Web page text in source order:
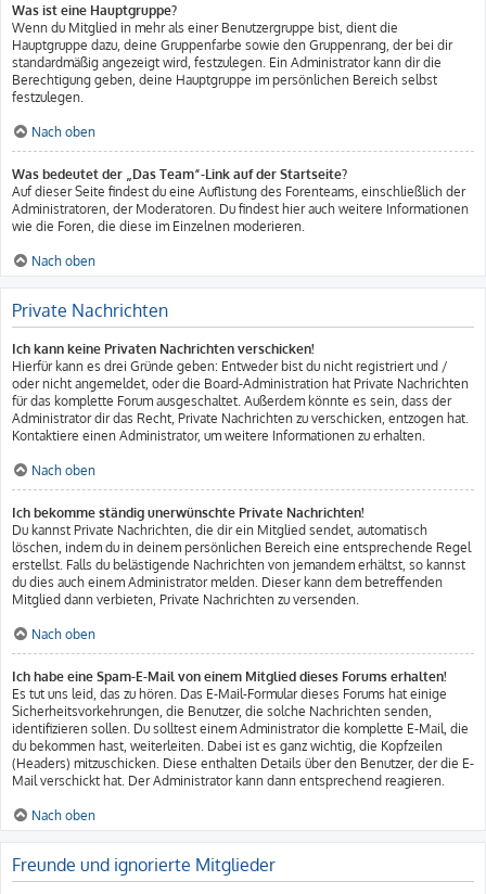
Was ist eine Hauptgruppe?
Wenn du Mitglied in mehr als einer Benutzergruppe bist, dient die
Hauptgruppe dazu, deine Gruppenfarbe sowie den Gruppenrang, der bei dir
standardmäßig angezeigt wird, festzulegen. Ein Administrator kann dir die
Berechtigung geben, deine Hauptgruppe im persönlichen Bereich selbst
festzulegen.
Nach oben
Was bedeutet der „Das Team“-Link auf der Startseite?
Auf dieser Seite findest du eine Auflistung des Forenteams, einschließlich der
Administratoren, der Moderatoren. Du findest hier auch weitere Informationen
wie die Foren, die diese im Einzelnen moderieren.
Nach oben
Private Nachrichten
Ich kann keine Privaten Nachrichten verschicken!
Hierfür kann es drei Gründe geben: Entweder bist du nicht registriert und /
oder nicht angemeldet, oder die Board-Administration hat Private Nachrichten
für das komplette Forum ausgeschaltet. Außerdem könnte es sein, dass der
Administrator dir das Recht, Private Nachrichten zu verschicken, entzogen hat.
Kontaktiere einen Administrator, um weitere Informationen zu erhalten.
Nach oben
Ich bekomme ständig unerwünschte Private Nachrichten!
Du kannst Private Nachrichten, die dir ein Mitglied sendet, automatisch
löschen, indem du in deinem persönlichen Bereich eine entsprechende Regel
erstellst. Falls du belästigende Nachrichten von jemandem erhältst, so kannst
du dies auch einem Administrator melden. Dieser kann dem betreffenden
Mitglied dann verbieten, Private Nachrichten zu versenden.
Nach oben
Ich habe eine Spam-E-Mail von einem Mitglied dieses Forums erhalten!
Es tut uns leid, das zu hören. Das E-Mail-Formular dieses Forums hat einige
Sicherheitsvorkehrungen, die Benutzer, die solche Nachrichten senden,
identifizieren sollen. Du solltest einem Administrator die komplette E-Mail, die
du bekommen hast, weiterleiten. Dabei ist es ganz wichtig, die Kopfzeilen
(Headers) mitzuschicken. Diese enthalten Details über den Benutzer, der die E-
Mail verschickt hat. Der Administrator kann dann entsprechend reagieren.
Nach oben
Freunde und ignorierte Mitglieder